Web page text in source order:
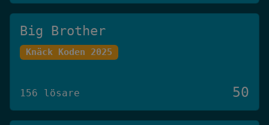
Big Brother
Knäck Koden 2025
156 lösare 50